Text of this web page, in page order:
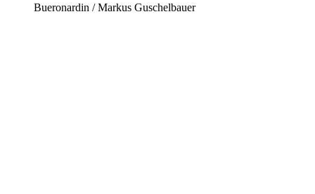
Bueronardin / Markus Guschelbauer